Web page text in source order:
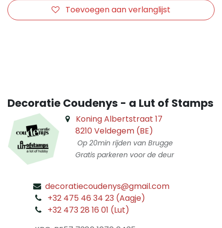
Toevoegen aan verlanglijst
Decoratie Coudenys - a Lut of Stamps
Koning Albertstraat 17
8210 Veldegem (BE)
Op 20min rijden van Brugge
Gratis parkeren voor de deur
decoratiecoudenys@gmail.com
+32 475 46 34 23 (Aagje)
+32 473 28 16 01 (Lut)